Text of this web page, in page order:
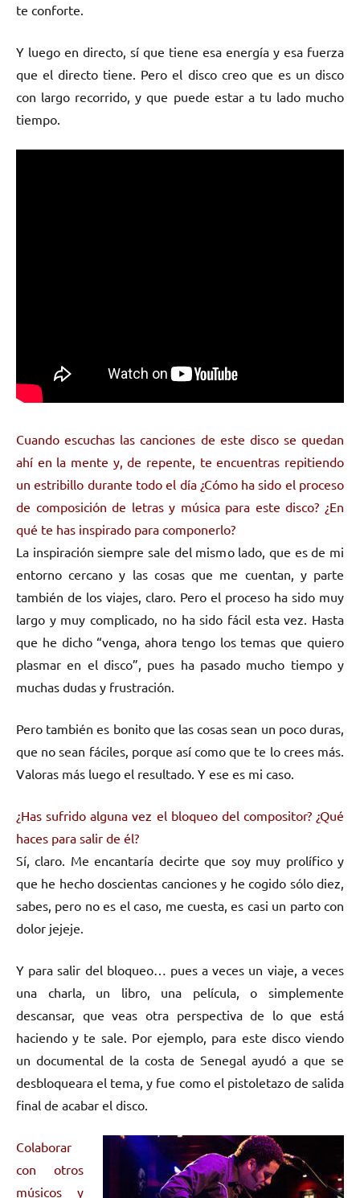
te conforte.
Y luego en directo, sí que tiene esa energía y esa fuerza
que el directo tiene. Pero el disco creo que es un disco
con largo recorrido, y que puede estar a tu lado mucho
tiempo.
Cuando escuchas las canciones de este disco se quedan
ahí en la mente y, de repente, te encuentras repitiendo
un estribillo durante todo el día ¿Cómo ha sido el proceso
de composición de letras y música para este disco? ¿En
qué te has inspirado para componerlo?
La inspiración siempre sale del mismo lado, que es de mi
entorno cercano y las cosas que me cuentan, y parte
también de los viajes, claro. Pero el proceso ha sido muy
largo y muy complicado, no ha sido fácil esta vez. Hasta
que he dicho “venga, ahora tengo los temas que quiero
plasmar en el disco”, pues ha pasado mucho tiempo y
muchas dudas y frustración.
Pero también es bonito que las cosas sean un poco duras,
que no sean fáciles, porque así como que te lo crees más.
Valoras más luego el resultado. Y ese es mi caso.
¿Has sufrido alguna vez el bloqueo del compositor? ¿Qué
haces para salir de él?
Sí, claro. Me encantaría decirte que soy muy prolífico y
que he hecho doscientas canciones y he cogido sólo diez,
sabes, pero no es el caso, me cuesta, es casi un parto con
dolor jejeje.
Y para salir del bloqueo… pues a veces un viaje, a veces
una charla, un libro, una película, o simplemente
descansar, que veas otra perspectiva de lo que está
haciendo y te sale. Por ejemplo, para este disco viendo
un documental de la costa de Senegal ayudó a que se
desbloqueara el tema, y fue como el pistoletazo de salida
final de acabar el disco.
Colaborar
con otros
músicos y